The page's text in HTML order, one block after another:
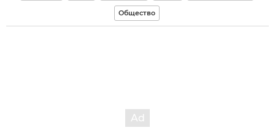
Общество